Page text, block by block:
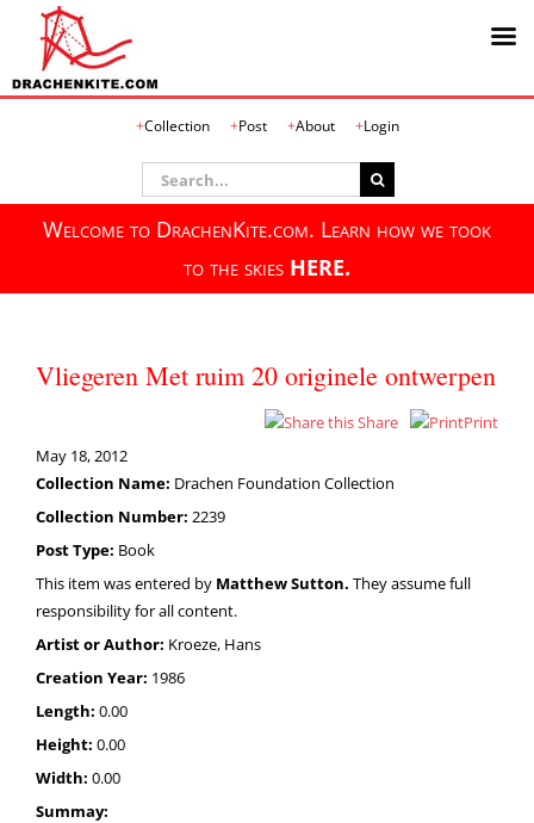
Collection Post About Login
Search
for:
Welcome to DrachenKite.com. Learn how we took
to the skies HERE.
Vliegeren Met ruim 20 originele ontwerpen
Share
Print
May 18, 2012
Collection Name: Drachen Foundation Collection
Collection Number: 2239
Post Type: Book
This item was entered by Matthew Sutton. They assume full
responsibility for all content.
Artist or Author: Kroeze, Hans
Creation Year: 1986
Length: 0.00
Height: 0.00
Width: 0.00
Summay: